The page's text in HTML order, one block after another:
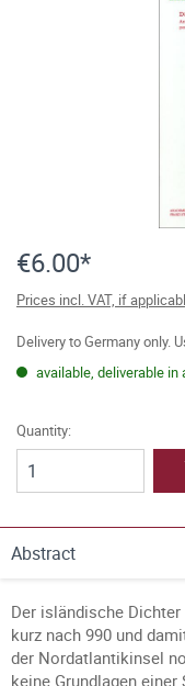
€6.00*
Prices incl. VAT, if
Delivery to Germany only.
available, deliverable in
Quantity:
Abstract
Der isländische
kurz nach 990 und
der Nordatlantikinsel
keine Grundlagen